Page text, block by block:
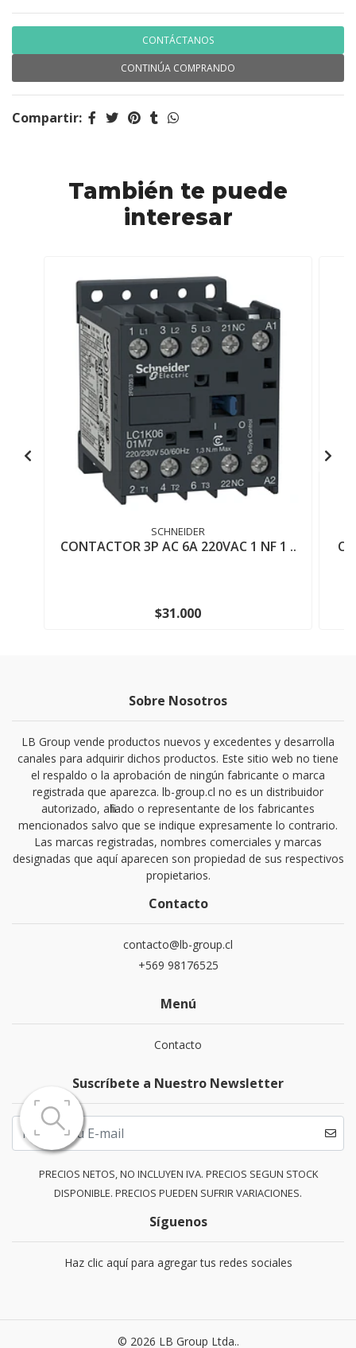
CONTÁCTANOS
CONTINÚA COMPRANDO
Compartir:
También te puede
interesar
SCHNEIDER
CONTACTOR 3P AC 6A 220VAC 1 NF 1 ..
$31.000
Sobre Nosotros
LB Group vende productos nuevos y excedentes y desarrolla
canales para adquirir dichos productos. Este sitio web no tiene
el respaldo o la aprobación de ningún fabricante o marca
registrada que aparezca. lb-group.cl no es un distribuidor
autorizado, afiliado o representante de los fabricantes
mencionados salvo que se indique expresamente lo contrario.
Las marcas registradas, nombres comerciales y marcas
designadas que aquí aparecen son propiedad de sus respectivos
propietarios.
Contacto
contacto@lb-group.cl
+569 98176525
Menú
Contacto
Suscríbete a Nuestro Newsletter
PRECIOS NETOS, NO INCLUYEN IVA. PRECIOS SEGUN STOCK
DISPONIBLE. PRECIOS PUEDEN SUFRIR VARIACIONES.
Síguenos
Haz clic aquí para agregar tus redes sociales
© 2026 LB Group Ltda..